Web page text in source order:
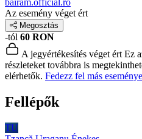
Az esemény véget ért
Megosztás
-tól 60 RON
A jegyértékesítés véget ért Ez
részleteket továbbra is
elérhetők. Fedezz fel más
Fellépők
TU